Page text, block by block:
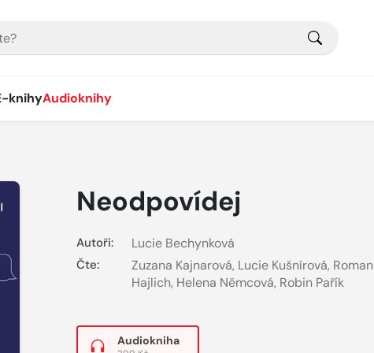
knihyAudioknihy
Neodpovídej
Autoři: Lucie Bechynková
Čte: Zuzana Kajnarová, Lucie Kušnírová, Roman
Hajlich, Helena Němcová, Robin Pařík
Audiokniha